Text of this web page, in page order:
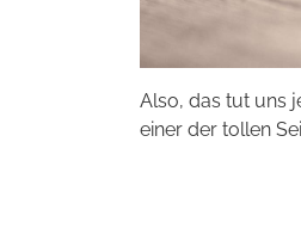
Also, das tut uns
einer der tollen